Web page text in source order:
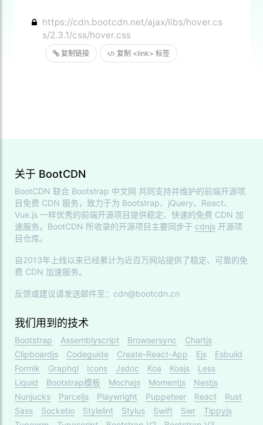
复制链接 复制 <link> 标签
https://cdn.bootcdn.net/ajax/libs/hover.cs
s/2.3.1/css/hover.css
关于 BootCDN
BootCDN 联合 Bootstrap 中文网 共同支持并维护的前端开源项
目免费 CDN 服务，致力于为 Bootstrap、jQuery、React、
Vue.js 一样优秀的前端开源项目提供稳定、快速的免费 CDN 加
速服务。BootCDN 所收录的开源项目主要同步于 cdnjs 开源项
目仓库。
自2013年上线以来已经累计为近百万网站提供了稳定、可靠的免
费 CDN 加速服务。
反馈或建议请发送邮件至：cdn@bootcdn.cn
我们用到的技术
Bootstrap Assemblyscript Browsersync
Chartjs
Clipboardjs
Codeguide Create-React-App Ejs
Esbuild
Formik
Graphql Icons Jsdoc Koa Koajs
Less
Liquid
Bootstrap模板 Mochajs Momentjs
Nestjs
Nunjucks
Parceljs Playwright Puppeteer React
Rust
Sass
Socketio Stylelint Stylus Swift Swr
Tippyjs